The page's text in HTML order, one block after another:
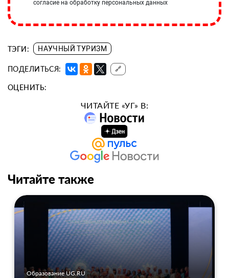
согласие на обработку персональных данных
ТЭГИ: НАУЧНЫЙ ТУРИЗМ
ПОДЕЛИТЬСЯ: 🔗
ОЦЕНИТЬ:
ЧИТАЙТЕ «УГ» В:
Читайте также
Образование UG.RU